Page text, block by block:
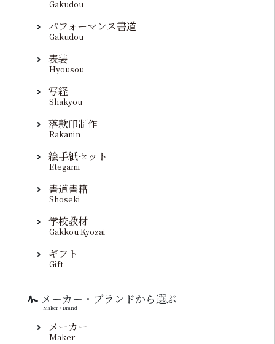
Gakudou
パフォーマンス書道
Gakudou
表装
Hyousou
写経
Shakyou
落款印制作
Rakanin
絵手紙セット
Etegami
書道書籍
Shoseki
学校教材
Gakkou Kyozai
ギフト
Gift
メーカー・ブランドから選ぶ
Maker / Brand
メーカー
Maker